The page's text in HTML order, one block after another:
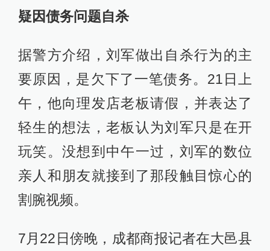
疑因债务问题自杀
据警方介绍，刘军做出自杀行为的主
要原因，是欠下了一笔债务。21日上
午，他向理发店老板请假，并表达了
轻生的想法，老板认为刘军只是在开
玩笑。没想到中午一过，刘军的数位
亲人和朋友就接到了那段触目惊心的
割腕视频。
7月22日傍晚，成都商报记者在大邑县